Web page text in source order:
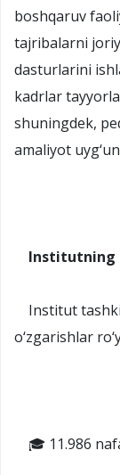
boshqaruv
tajribalarni
dasturlarini
kadrlar
shuningdek,
amaliyot
Institutning
Institut
o‘zgarishlar
🎓 11.986